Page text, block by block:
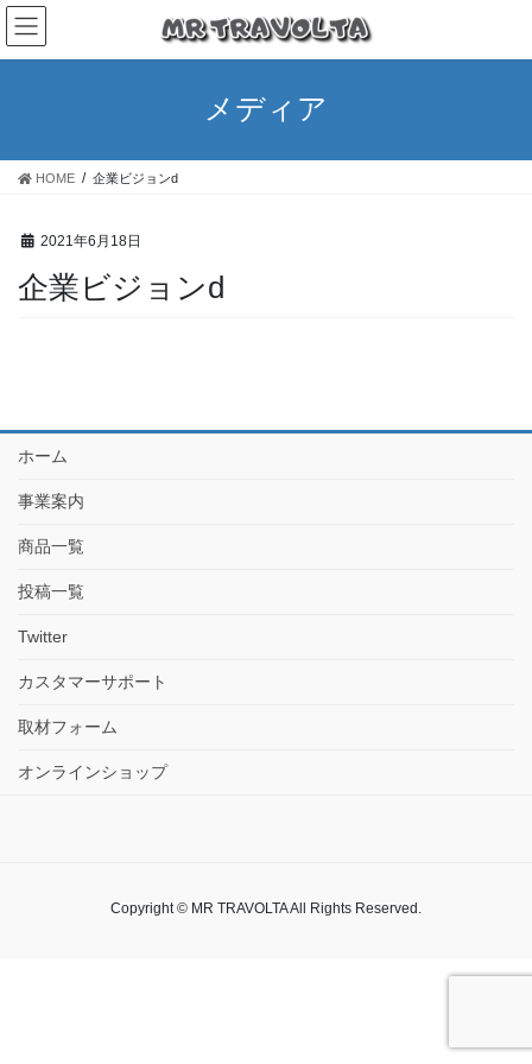
メディア
HOME 企業ビジョンd
2021年6月18日
企業ビジョンd
ホーム
事業案内
商品一覧
投稿一覧
Twitter
カスタマーサポート
取材フォーム
オンラインショップ
Copyright © MR TRAVOLTA All Rights Reserved.